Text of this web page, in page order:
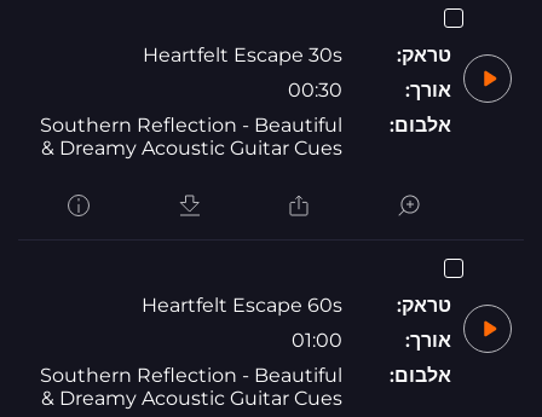
טראק:
Heartfelt Escape 30s
אורך:
00:30
אלבום:
Southern Reflection - Beautiful
& Dreamy Acoustic Guitar Cues
טראק:
Heartfelt Escape 60s
אורך:
01:00
אלבום:
Southern Reflection - Beautiful
& Dreamy Acoustic Guitar Cues